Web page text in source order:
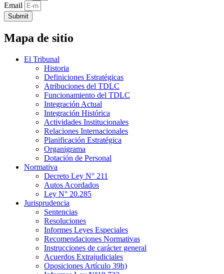
Email
Submit
Mapa de sitio
El Tribunal
Historia
Definiciones Estratégicas
Atribuciones del TDLC
Funcionamiento del TDLC
Integración Actual
Integración Histórica
Actividades Institucionales
Relaciones Internacionales
Planificación Estratégica
Organigrama
Dotación de Personal
Normativa
Decreto Ley N° 211
Autos Acordados
Ley N° 20.285
Jurisprudencia
Sentencias
Resoluciones
Informes Leyes Especiales
Recomendaciones Normativas
Instrucciones de carácter general
Acuerdos Extrajudiciales
Oposiciones Artículo 39h)